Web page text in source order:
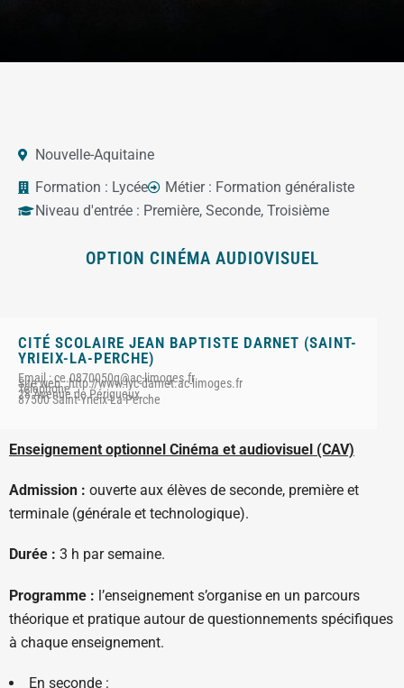
Nouvelle-Aquitaine
Formation : Lycée Métier : Formation généraliste
Niveau d'entrée : Première, Seconde, Troisième
OPTION CINÉMA AUDIOVISUEL
CITÉ SCOLAIRE JEAN BAPTISTE DARNET (SAINT-
YRIEIX-LA-PERCHE)
Email : ce.0870050g@ac-limoges.fr
Site web : http://www.lyc-darnet.ac-limoges.fr
Téléphone :
28 Avenue de Périgueux
87500 Saint-Yrieix-La-Perche
Enseignement optionnel Cinéma et audiovisuel (CAV)
Admission : ouverte aux élèves de seconde, première et
terminale (générale et technologique).
Durée : 3 h par semaine.
Programme : l’enseignement s’organise en un parcours
théorique et pratique autour de questionnements spécifiques
à chaque enseignement.
En seconde :